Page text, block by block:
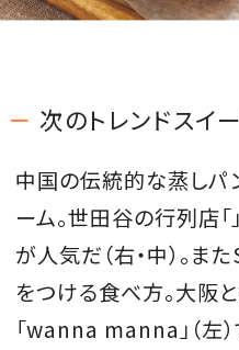
次のトレンドスイ
中国の伝統的な蒸しパ
ーム。世田谷の行列店
が人気だ（右・中）。ま
をつける食べ方。大阪
「wanna manna」（左